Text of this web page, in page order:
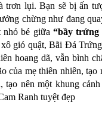
trơn lụi. Bạn sẽ bị ấn
chừng như đang
nhỏ bé giữa “bầy trứng
xô gió quật, Bãi Đá
hoang dã, vẫn bình
của mẹ thiên nhiên, tạo
tạo nên một khung
Ranh tuyệt đẹp